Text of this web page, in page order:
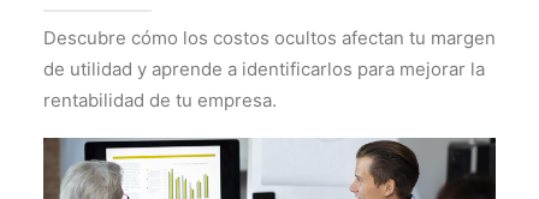
Descubre cómo los costos ocultos afectan tu margen
de utilidad y aprende a identificarlos para mejorar la
rentabilidad de tu empresa.